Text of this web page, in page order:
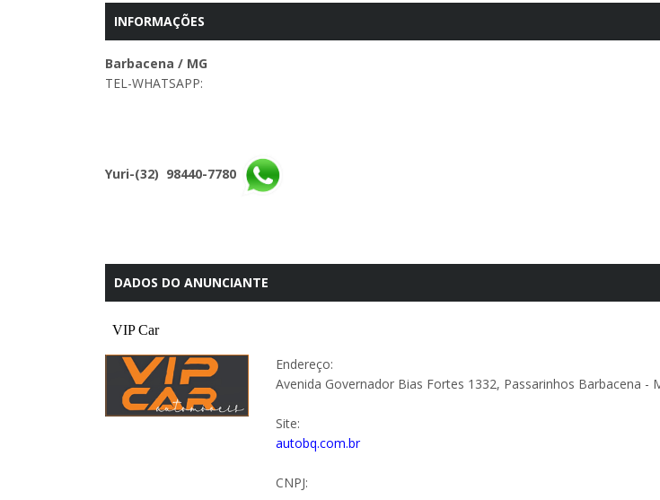
INFORMAÇÕES
Barbacena / MG
TEL-WHATSAPP:
Yuri-(32) 98440-7780
DADOS DO ANUNCIANTE
Endereço:
Avenida Governador Bias Fortes 1332, Passarinhos Barbacena -
Site:
autobq.com.br
CNPJ: